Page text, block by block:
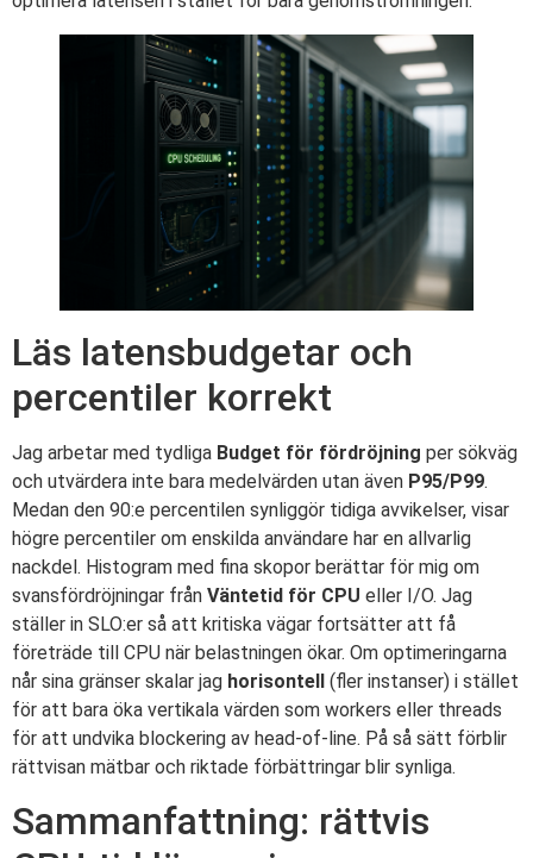
Läs latensbudgetar och
percentiler korrekt
Jag arbetar med tydliga Budget för fördröjning per sökväg
och utvärdera inte bara medelvärden utan även P95/P99.
Medan den 90:e percentilen synliggör tidiga avvikelser, visar
högre percentiler om enskilda användare har en allvarlig
nackdel. Histogram med fina skopor berättar för mig om
svansfördröjningar från Väntetid för CPU eller I/O. Jag
ställer in SLO:er så att kritiska vägar fortsätter att få
företräde till CPU när belastningen ökar. Om optimeringarna
når sina gränser skalar jag horisontell (fler instanser) i stället
för att bara öka vertikala värden som workers eller threads
för att undvika blockering av head-of-line. På så sätt förblir
rättvisan mätbar och riktade förbättringar blir synliga.
Sammanfattning: rättvis